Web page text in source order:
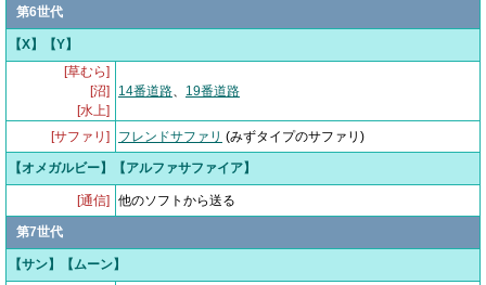
第6世代
【X】【Y】
[草むら]
[沼]
[水上]
14番道路、 19番道路
[サファリ] フレンドサファリ (みずタイプのサファリ)
【オメガルビー】【アルファサファイア】
[通信] 他のソフトから送る
第7世代
【サン】【ムーン】